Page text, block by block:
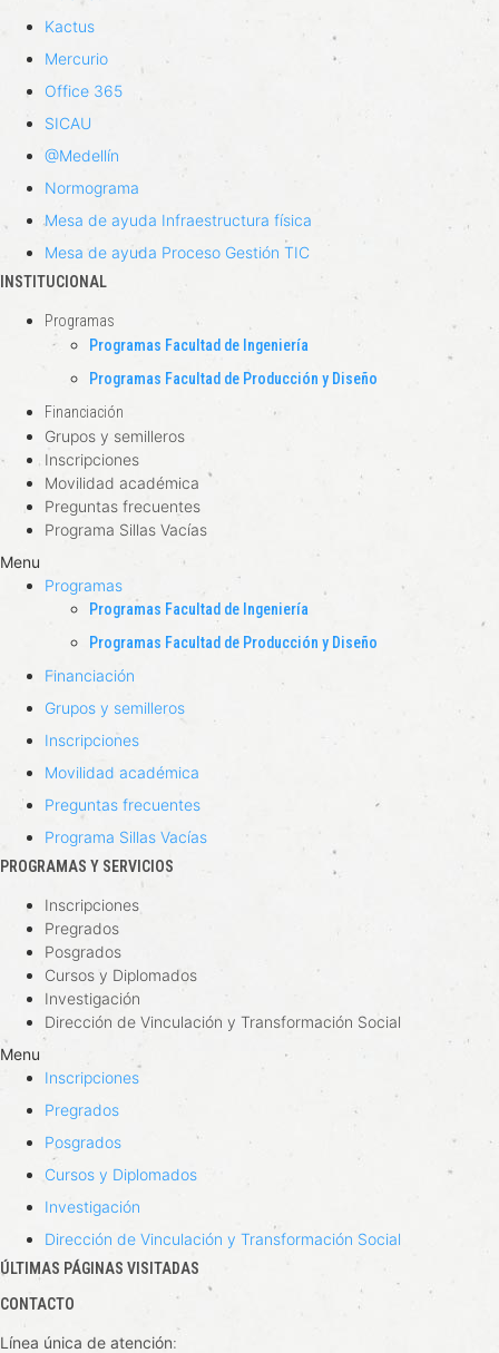
Kactus
Mercurio
Office 365
SICAU
@Medellín
Normograma
Mesa de ayuda Infraestructura física
Mesa de ayuda Proceso Gestión TIC
INSTITUCIONAL
Programas
Programas Facultad de Ingeniería
Programas Facultad de Producción y Diseño
Financiación
Grupos y semilleros
Inscripciones
Movilidad académica
Preguntas frecuentes
Programa Sillas Vacías
Menu
Programas
Programas Facultad de Ingeniería
Programas Facultad de Producción y Diseño
Financiación
Grupos y semilleros
Inscripciones
Movilidad académica
Preguntas frecuentes
Programa Sillas Vacías
PROGRAMAS Y SERVICIOS​
Inscripciones
Pregrados
Posgrados
Cursos y Diplomados
Investigación
Dirección de Vinculación y Transformación Social
Menu
Inscripciones
Pregrados
Posgrados
Cursos y Diplomados
Investigación
Dirección de Vinculación y Transformación Social
ÚLTIMAS PÁGINAS VISITADAS
CONTACTO
Línea única de atención: